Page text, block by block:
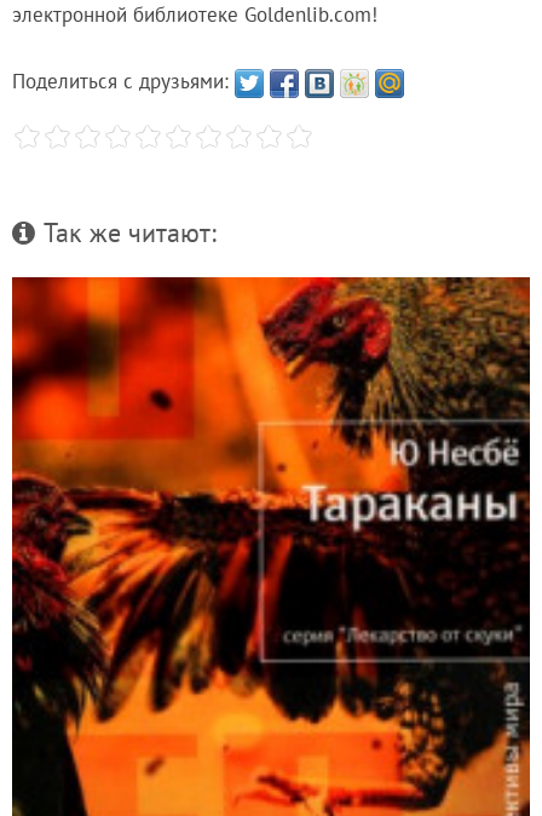
электронной библиотеке Goldenlib.com!
Поделиться с друзьями:
Так же читают: